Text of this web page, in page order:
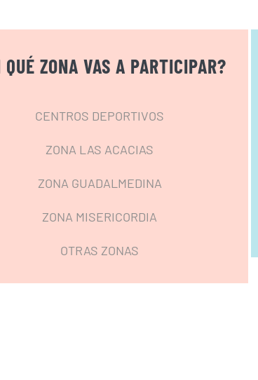
ZONA VAS A PARTICIPAR?
CENTROS DEPORTIVOS
ZONA LAS ACACIAS
ZONA GUADALMEDINA
ZONA MISERICORDIA
OTRAS ZONAS